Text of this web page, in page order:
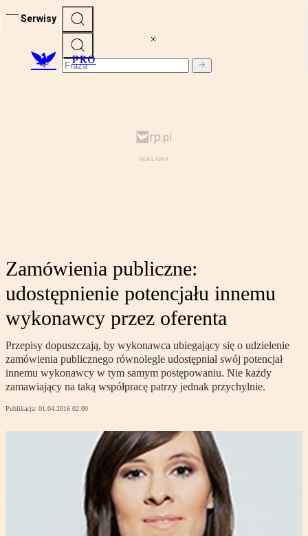
Serwisy
PRO
Zamówienia publiczne:
udostępnienie potencjału innemu
wykonawcy przez oferenta
Przepisy dopuszczają, by wykonawca ubiegający się o udzielenie
zamówienia publicznego równolegle udostępniał swój potencjał
innemu wykonawcy w tym samym postępowaniu. Nie każdy
zamawiający na taką współpracę patrzy jednak przychylnie.
Publikacja: 01.04.2016 02:00